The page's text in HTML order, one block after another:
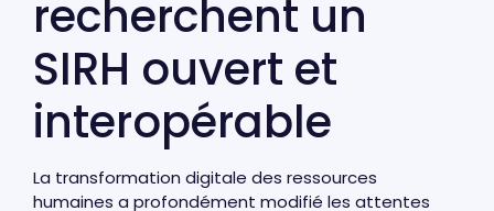
recherchent un
SIRH ouvert et
interopérable
La transformation digitale des ressources
humaines a profondément modifié les attentes